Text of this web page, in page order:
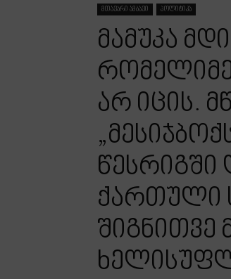
მთავარი ამბავი პოლიტიკა
მამუკა
არ იცის.
წესრიგში
ქართული